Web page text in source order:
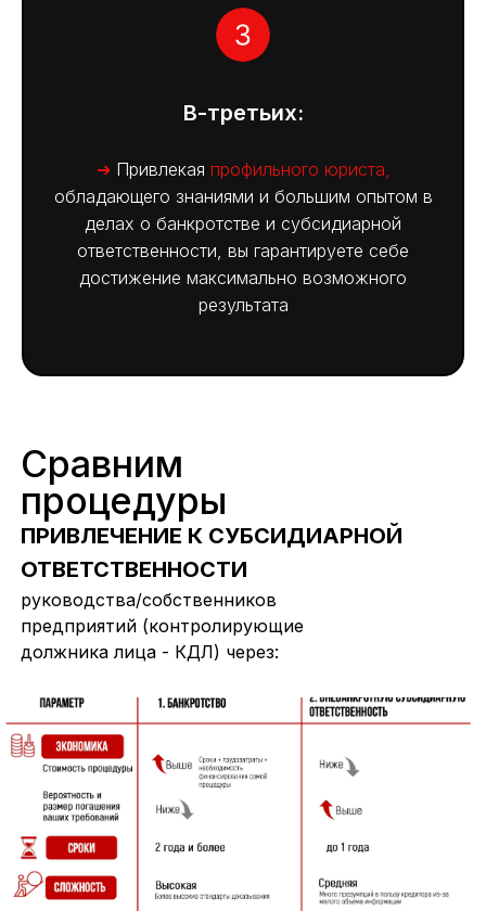
В-третьих:
➔ Привлекая профильного юриста,
обладающего знаниями и большим опытом в
делах о банкротстве и субсидиарной
ответственности, вы гарантируете себе
достижение максимально возможного
результата
Сравним
процедуры
ПРИВЛЕЧЕНИЕ К СУБСИДИАРНОЙ
ОТВЕТСТВЕННОСТИ
руководства/собственников
предприятий (контролирующие
должника лица - КДЛ) через: